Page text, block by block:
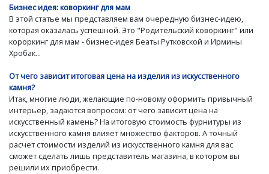
Бизнес идея: коворкинг для мам
В этой статье мы представляем вам очередную бизнес-идею,
которая оказалась успешной. Это "Родительский коворкинг" или
короркинг для мам - бизнес-идея Беаты Рутковской и Ирмины
Хробак...
От чего зависит итоговая цена на изделия из искусственного
камня?
Итак, многие люди, желающие по-новому оформить привычный
интерьер, задаются вопросом: от чего зависит цена на
искусственный камень? На итоговую стоимость фурнитуры из
искусственного камня влияет множество факторов. А точный
расчет стоимости изделий из искусственного камня для вас
сможет сделать лишь представитель магазина, в котором вы
решили их приобрести.